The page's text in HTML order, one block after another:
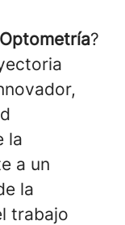
?
la
a un
la
trabajo